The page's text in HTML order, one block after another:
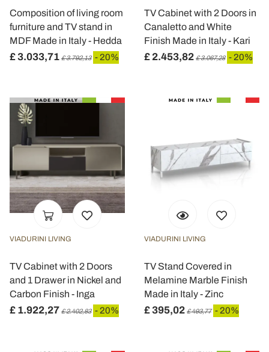
Composition of living room
furniture and TV stand in
MDF Made in Italy - Hedda
£ 3.033,71 £ 3.792,13 - 20%
TV Cabinet with 2 Doors in
Canaletto and White
Finish Made in Italy - Kari
£ 2.453,82 £ 3.067,28 - 20%
VIADURINI LIVING
TV Cabinet with 2 Doors
and 1 Drawer in Nickel and
Carbon Finish - Inga
£ 1.922,27 £ 2.402,83 - 20%
VIADURINI LIVING
TV Stand Covered in
Melamine Marble Finish
Made in Italy - Zinc
£ 395,02 £ 493,77 - 20%